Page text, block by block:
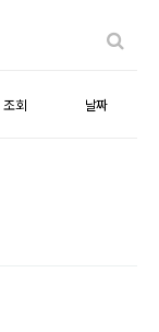
조회 날짜